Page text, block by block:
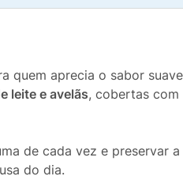
quem aprecia o sabor
leite e avelãs, cobertas com
de cada vez e preservar
do dia.